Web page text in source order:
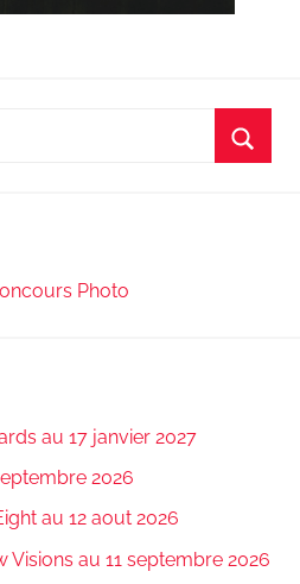
Photo
au 17 janvier 2027
2026
au 12 aout 2026
Visions au 11 septembre 2026